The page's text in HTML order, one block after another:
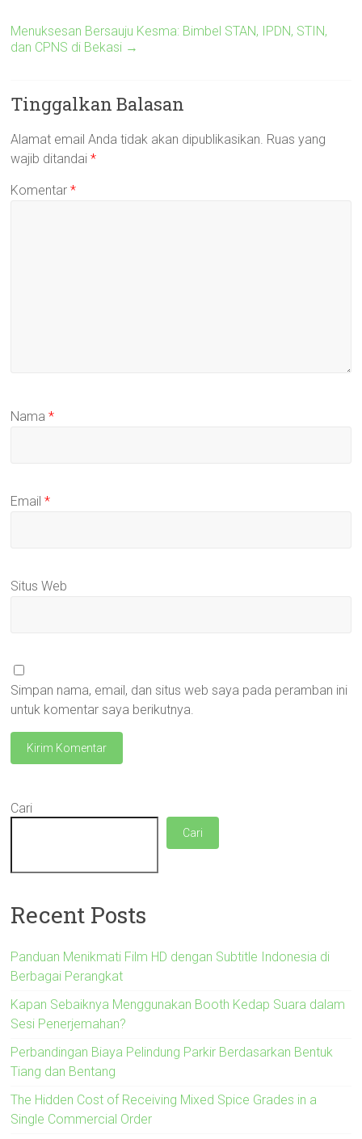
Menuksesan Bersauju Kesma: Bimbel STAN, IPDN, STIN,
dan CPNS di Bekasi →
Tinggalkan Balasan
Alamat email Anda tidak akan dipublikasikan. Ruas yang
wajib ditandai*
Komentar*
Nama*
Email*
Situs Web
Simpan nama, email, dan situs web saya pada peramban ini
untuk komentar saya berikutnya.
Cari
Cari
Recent Posts
Panduan Menikmati Film HD dengan Subtitle Indonesia di
Berbagai Perangkat
Kapan Sebaiknya Menggunakan Booth Kedap Suara dalam
Sesi Penerjemahan?
Perbandingan Biaya Pelindung Parkir Berdasarkan Bentuk
Tiang dan Bentang
The Hidden Cost of Receiving Mixed Spice Grades in a
Single Commercial Order